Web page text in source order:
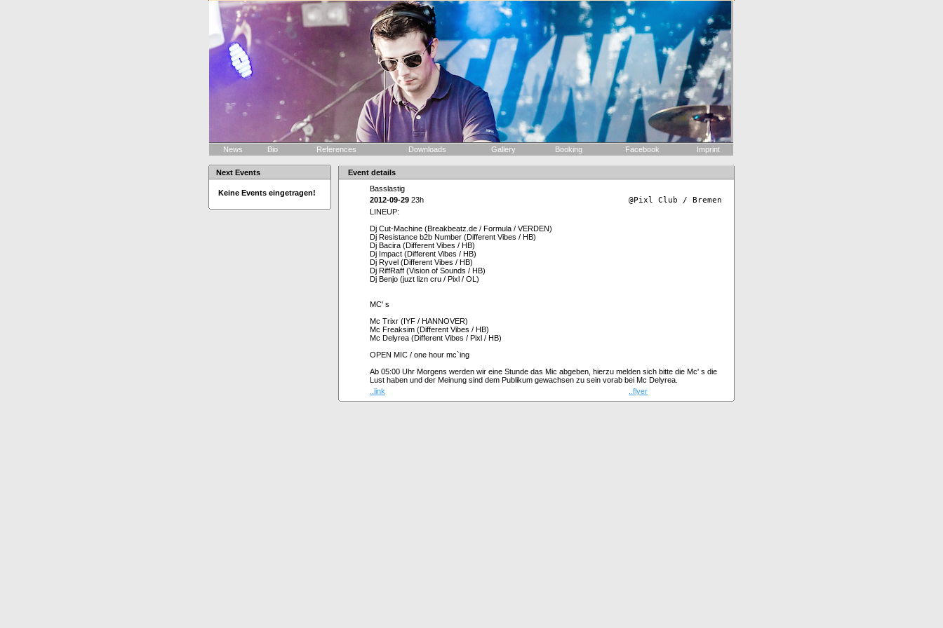
News Bio References Downloads Gallery Booking Facebook Imprint
Next Events
Keine Events eingetragen!
Event details
Basslastig
2012-09-29 23h @Pixl Club / Bremen
LINEUP:
Dj Cut-Machine (Breakbeatz.de / Formula / VERDEN)
Dj Resistance b2b Number (Different Vibes / HB)
Dj Bacira (Different Vibes / HB)
Dj Impact (Different Vibes / HB)
Dj Ryvel (Different Vibes / HB)
Dj RiffRaff (Vision of Sounds / HB)
Dj Benjo (juzt lizn cru / Pixl / OL)
MC' s
Mc Trixr (IYF / HANNOVER)
Mc Freaksim (Different Vibes / HB)
Mc Delyrea (Different Vibes / Pixl / HB)
OPEN MIC / one hour mc`ing
Ab 05:00 Uhr Morgens werden wir eine Stunde das Mic abgeben, hierzu melden sich bitte die Mc' s die
Lust haben und der Meinung sind dem Publikum gewachsen zu sein vorab bei Mc Delyrea.
..link
..flyer